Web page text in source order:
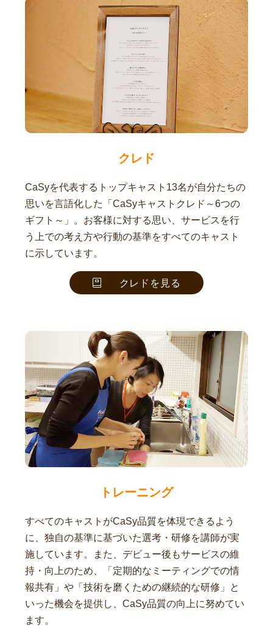
クレド
CaSyを代表するトップキャスト13名が自分たちの
思いを言語化した「CaSyキャストクレド～6つの
ギフト～」。お客様に対する思い、サービスを行
う上での考え方や行動の基準をすべてのキャスト
に示しています。
クレドを見る
トレーニング
すべてのキャストがCaSy品質を体現できるよう
に、独自の基準に基づいた選考・研修を講師が実
施しています。また、デビュー後もサービスの維
持・向上のため、「定期的なミーティングでの情
報共有」や「技術を磨くための継続的な研修」と
いった機会を提供し、CaSy品質の向上に努めてい
ます。